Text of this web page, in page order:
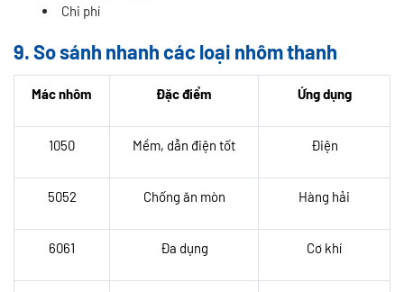
Chi phí
9. So sánh nhanh các loại nhôm thanh
Mác nhôm Đặc điểm Ứng dụng
1050 Mềm, dẫn điện tốt Điện
5052 Chống ăn mòn Hàng hải
6061 Đa dụng Cơ khí